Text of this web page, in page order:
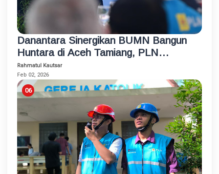
Danantara Sinergikan BUMN Bangun
Huntara di Aceh Tamiang, PLN
Sambung Listrik untuk Semua Rumah
dan Fasum
Rahmatul Kautsar
Feb 02, 2026